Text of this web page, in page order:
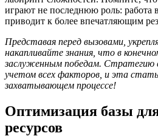
играют не последнюю роль: работа
приводит к более впечатляющим
Представая перед вызовами,
накапливайте знания, что в
заслуженным победам. Стратегию
учетом всех факторов, и эта
захватывающем процессе!
Оптимизация базы
ресурсов